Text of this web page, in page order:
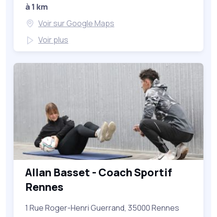
à 1 km
Voir sur Google Maps
Voir plus
Allan Basset - Coach Sportif
Rennes
1 Rue Roger-Henri Guerrand, 35000 Rennes